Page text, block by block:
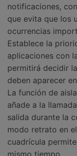
notificaciones,
que evita que los
ocurrencias
Establece la
aplicaciones con
permitirá decidir
deben aparecer
La función de
añade a la
salida durante la
modo retrato en
cuadrícula